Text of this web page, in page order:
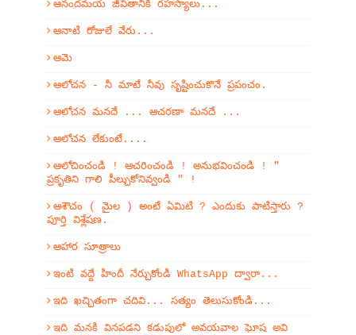
ఆనందమయ జీవితానికి రహస్యాలు...
ఆనాటి రోజులే వేరు...
ఆమె
ఆలోచన - నీ మాటే నీవు సృష్టించుకొనే ప్రపంచం.
ఆలోచన మనదే ... ఆచరణా మనదే ...
ఆలోచన లేకుంటే....
ఆలోచించండి ! ఆచరించండి ! అనుభవించండి ! "
ప్రకృతిని గాలి పీల్చుకోనివ్వండి " !
ఆశౌచం ( మైల ) అంటే ఏమిటి ? ఎందుకు పాటిస్తారు ?
పూర్తి విశ్లేషణ.
ఆహార సూత్రాలు
ఇంటి వద్దే హిందీ నేర్చుకోండి WhatsApp ద్వారా...
ఇది ఖచ్చితంగా చదివి... సత్యం తెలుసుకోండి...
ఇది మనకి వినపడని కడుపులో అవయవాల ఘోష అవి